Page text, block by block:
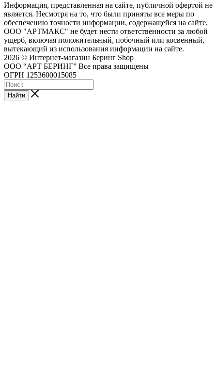
Информация, представленная на сайте, публичной офертой не
является. Несмотря на то, что были приняты все меры по
обеспечению точности информации, содержащейся на сайте,
ООО "АРТМАКС" не будет нести ответственности за любой
ущерб, включая положительный, побочный или косвенный,
вытекающий из использования информации на сайте.
2026 © Интернет-магазин Беринг Shop
ООО “АРТ БЕРИНГ” Все права защищены
ОГРН 1253600015085
Найти